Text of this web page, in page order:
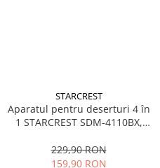
STARCREST
Aparatul pentru deserturi 4 în
1 STARCREST SDM-4110BX,
invelis ceramic pentru vafe,
nuci, gogosi si smile
229,90 RON
159,90 RON